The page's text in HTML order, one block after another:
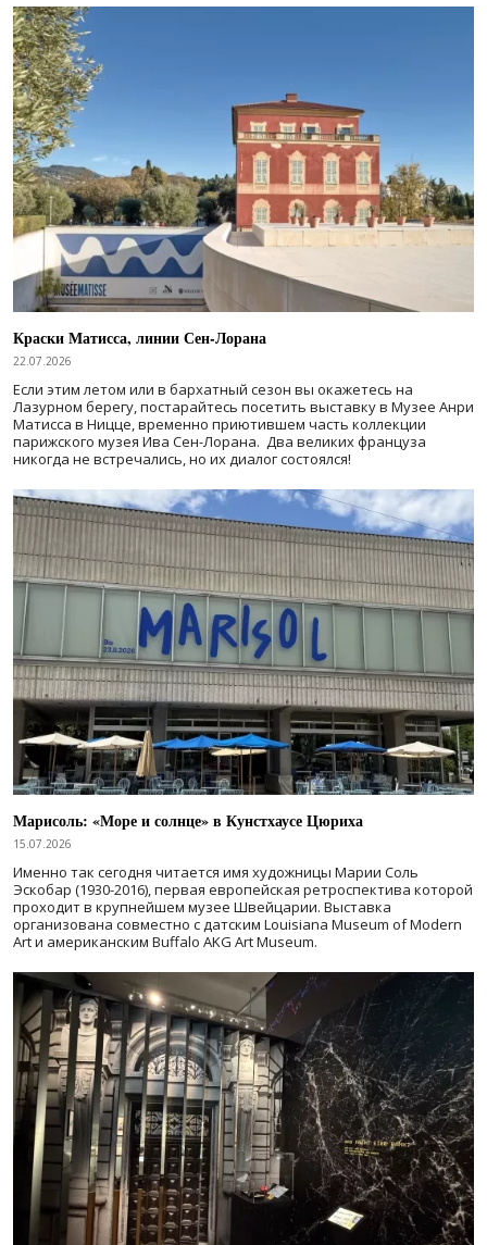
Краски Матисса, линии Сен-Лорана
22.07.2026
Если этим летом или в бархатный сезон вы окажетесь на
Лазурном берегу, постарайтесь посетить выставку в Музее Анри
Матисса в Ницце, временно приютившем часть коллекции
парижского музея Ива Сен-Лорана. Два великих француза
никогда не встречались, но их диалог состоялся!
Марисоль: «Море и солнце» в Кунстхаусе Цюриха
15.07.2026
Именно так сегодня читается имя художницы Марии Соль
Эскобар (1930-2016), первая европейская ретроспектива которой
проходит в крупнейшем музее Швейцарии. Выставка
организована совместно с датским Louisiana Museum of Modern
Art и американским Buffalo AKG Art Museum.